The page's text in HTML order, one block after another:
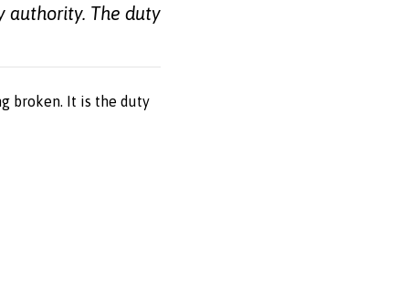
authority. The duty
broken. It is the duty